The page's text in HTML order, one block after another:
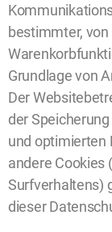
bestimmter,
Grundlage von
Der
der
und optimierten
andere Cookies
Surfverhaltens)
dieser